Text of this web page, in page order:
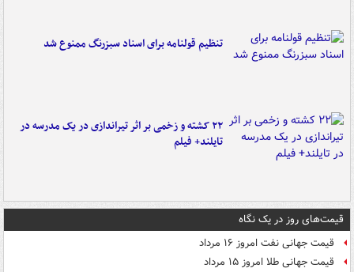
تنظیم قولنامه برای اسناد سبزرنگ ممنوع شد
۲۲ کشته و زخمی بر اثر تیراندازی در یک مدرسه در
تایلند+ فیلم
قیمت‌های روز در یک نگاه
قیمت جهانی نفت امروز ۱۶ مرداد
قیمت جهانی طلا امروز ۱۵ مرداد